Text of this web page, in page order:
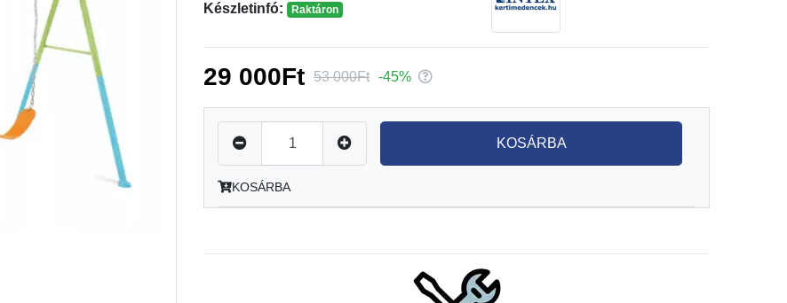
Készletinfó:
Raktáron
29 000Ft 53 000Ft -45%
KOSÁRBA
KOSÁRBA